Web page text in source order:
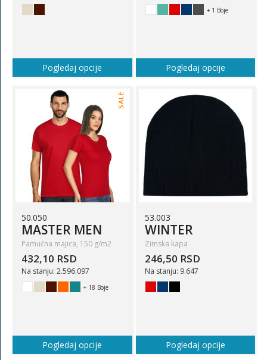
Pogledaj opcije
+ 1 Boje
Pogledaj opcije
SALE
50.050
MASTER MEN
Pamučna majica, 150 g/m2
432,10 RSD
Na stanju: 2.596.097
+ 18 Boje
Pogledaj opcije
53.003
WINTER
Zimska kapa
246,50 RSD
Na stanju: 9.647
Pogledaj opcije